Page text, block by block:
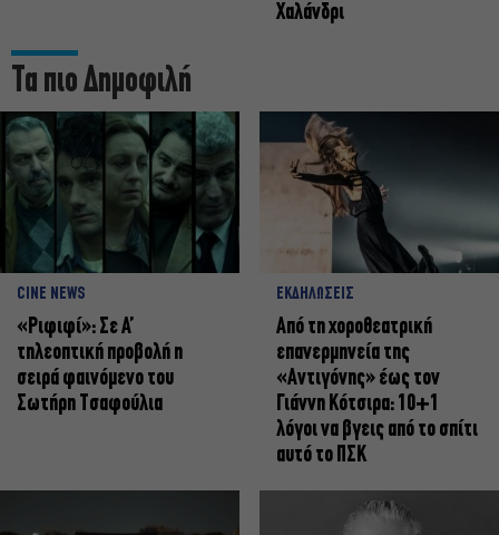
Χαλάνδρι
Τα πιο Δημοφιλή
CINE NEWS
«Ριφιφί»: Σε Α’
τηλεοπτική προβολή η
σειρά φαινόμενο του
Σωτήρη Τσαφούλια
ΕΚΔΗΛΩΣΕΙΣ
Από τη χοροθεατρική
επανερμηνεία της
«Αντιγόνης» έως τον
Γιάννη Κότσιρα: 10+1
λόγοι να βγεις από το σπίτι
αυτό το ΠΣΚ